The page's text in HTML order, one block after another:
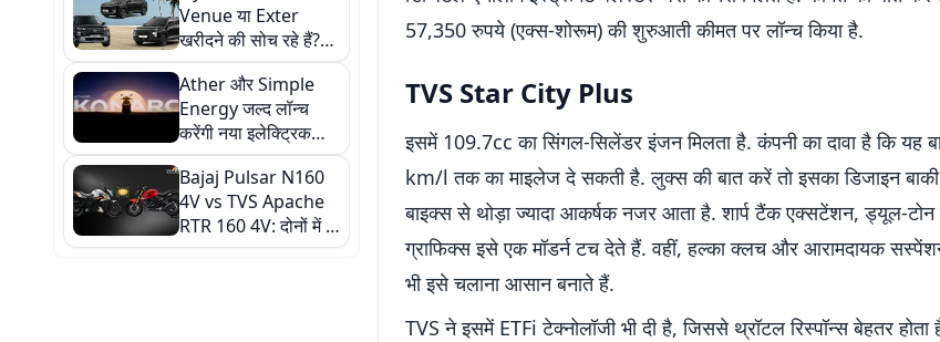
Venue या Exter
खरीदने की सोच रहे हैं?
फटाफट देखें अगस्त
2026 में मिलने वाले ये
ऑफर्स
Ather और Simple
Energy जल्द लॉन्च
करेंगी नया इलेक्ट्रिक
स्कूटर्स, जानें क्या-क्या
होगा खास
Bajaj Pulsar N160
4V vs TVS Apache
RTR 160 4V: दोनों में से
कौन-सी बाइक है ज्यादा
57,350 रुपये (एक्स-शोरूम) की शुरुआती कीमत पर लॉन्च किया है.
TVS Star City Plus
इसमें 109.7cc का सिंगल-सिलेंडर इंजन मिलता है. कंपनी का दावा है कि यह
km/l तक का माइलेज दे सकती है. लुक्स की बात करें तो इसका डिजाइन बाकी
बाइक्स से थोड़ा ज्यादा आकर्षक नजर आता है. शार्प टैंक एक्सटेंशन, ड्यूल-टोन
ग्राफिक्स इसे एक मॉडर्न टच देते हैं. वहीं, हल्का क्लच और आरामदायक
भी इसे चलाना आसान बनाते हैं.
TVS ने इसमें ETFi टेक्नोलॉजी भी दी है, जिससे थ्रॉटल रिस्पॉन्स बेहतर